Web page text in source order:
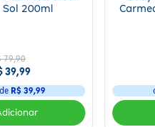
e a profundidade elegante do
sobre a pele,
Sol 200ml
79,90
39,99
R$ 39,99